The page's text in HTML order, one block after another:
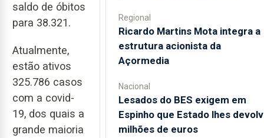
saldo de óbitos
para 38.321.
Atualmente,
estão ativos
325.786 casos
com a covid-
19, dos quais a
grande maioria
Regional
Ricardo Martins Mota integra a
estrutura acionista da
Açormedia
Nacional
Lesados do BES exigem em
Espinho que Estado lhes
milhões de euros